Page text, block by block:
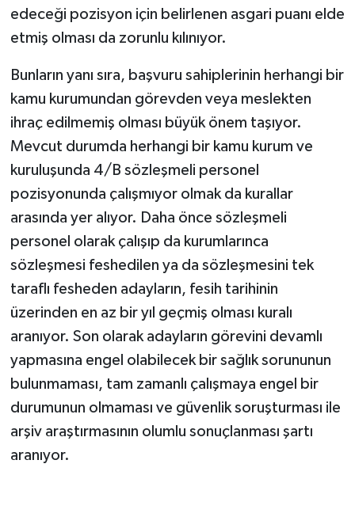
edeceği pozisyon için belirlenen asgari puanı elde
etmiş olması da zorunlu kılınıyor.
Bunların yanı sıra, başvuru sahiplerinin herhangi bir
kamu kurumundan görevden veya meslekten
ihraç edilmemiş olması büyük önem taşıyor.
Mevcut durumda herhangi bir kamu kurum ve
kuruluşunda 4/B sözleşmeli personel
pozisyonunda çalışmıyor olmak da kurallar
arasında yer alıyor. Daha önce sözleşmeli
personel olarak çalışıp da kurumlarınca
sözleşmesi feshedilen ya da sözleşmesini tek
taraflı fesheden adayların, fesih tarihinin
üzerinden en az bir yıl geçmiş olması kuralı
aranıyor. Son olarak adayların görevini devamlı
yapmasına engel olabilecek bir sağlık sorununun
bulunmaması, tam zamanlı çalışmaya engel bir
durumunun olmaması ve güvenlik soruşturması ile
arşiv araştırmasının olumlu sonuçlanması şartı
aranıyor.